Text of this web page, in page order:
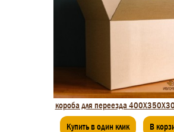
короба для переезда
Купить в один клик В